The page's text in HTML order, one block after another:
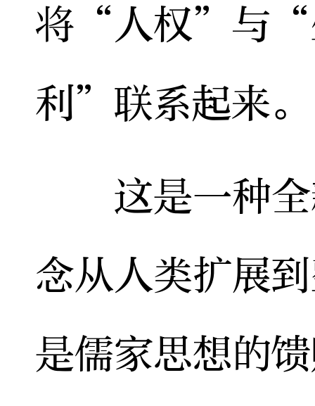
将“人权”与“
利”联系起来。
这是一种全
念从人类扩展
是儒家思想的